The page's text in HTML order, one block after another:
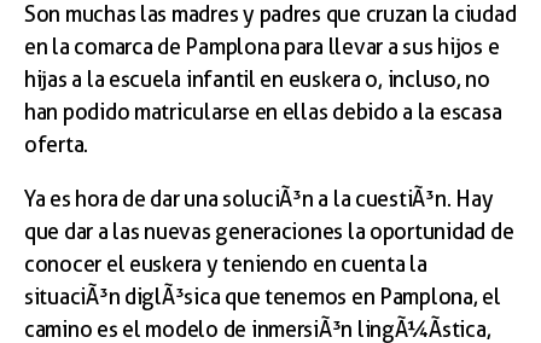
Son muchas las madres y padres que cruzan la ciudad
en la comarca de Pamplona para llevar a sus hijos e
hijas a la escuela infantil en euskera o, incluso, no
han podido matricularse en ellas debido a la escasa
oferta.
Ya es hora de dar una soluciÃ³n a la cuestiÃ³n. Hay
que dar a las nuevas generaciones la oportunidad de
conocer el euskera y teniendo en cuenta la
situaciÃ³n diglÃ³sica que tenemos en Pamplona, el
camino es el modelo de inmersiÃ³n lingÃ¼Ã­stica,